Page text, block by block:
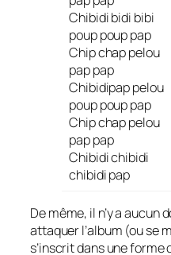
Chibidi bidi bibi
poup poup pap
Chip chap pelou
pap pap
Chibidipap pelou
poup poup pap
Chip chap pelou
pap pap
Chibidi chibidi
chibidi pap
De même, il n’y a
attaquer l’album (ou se
s’inscrit dans une forme